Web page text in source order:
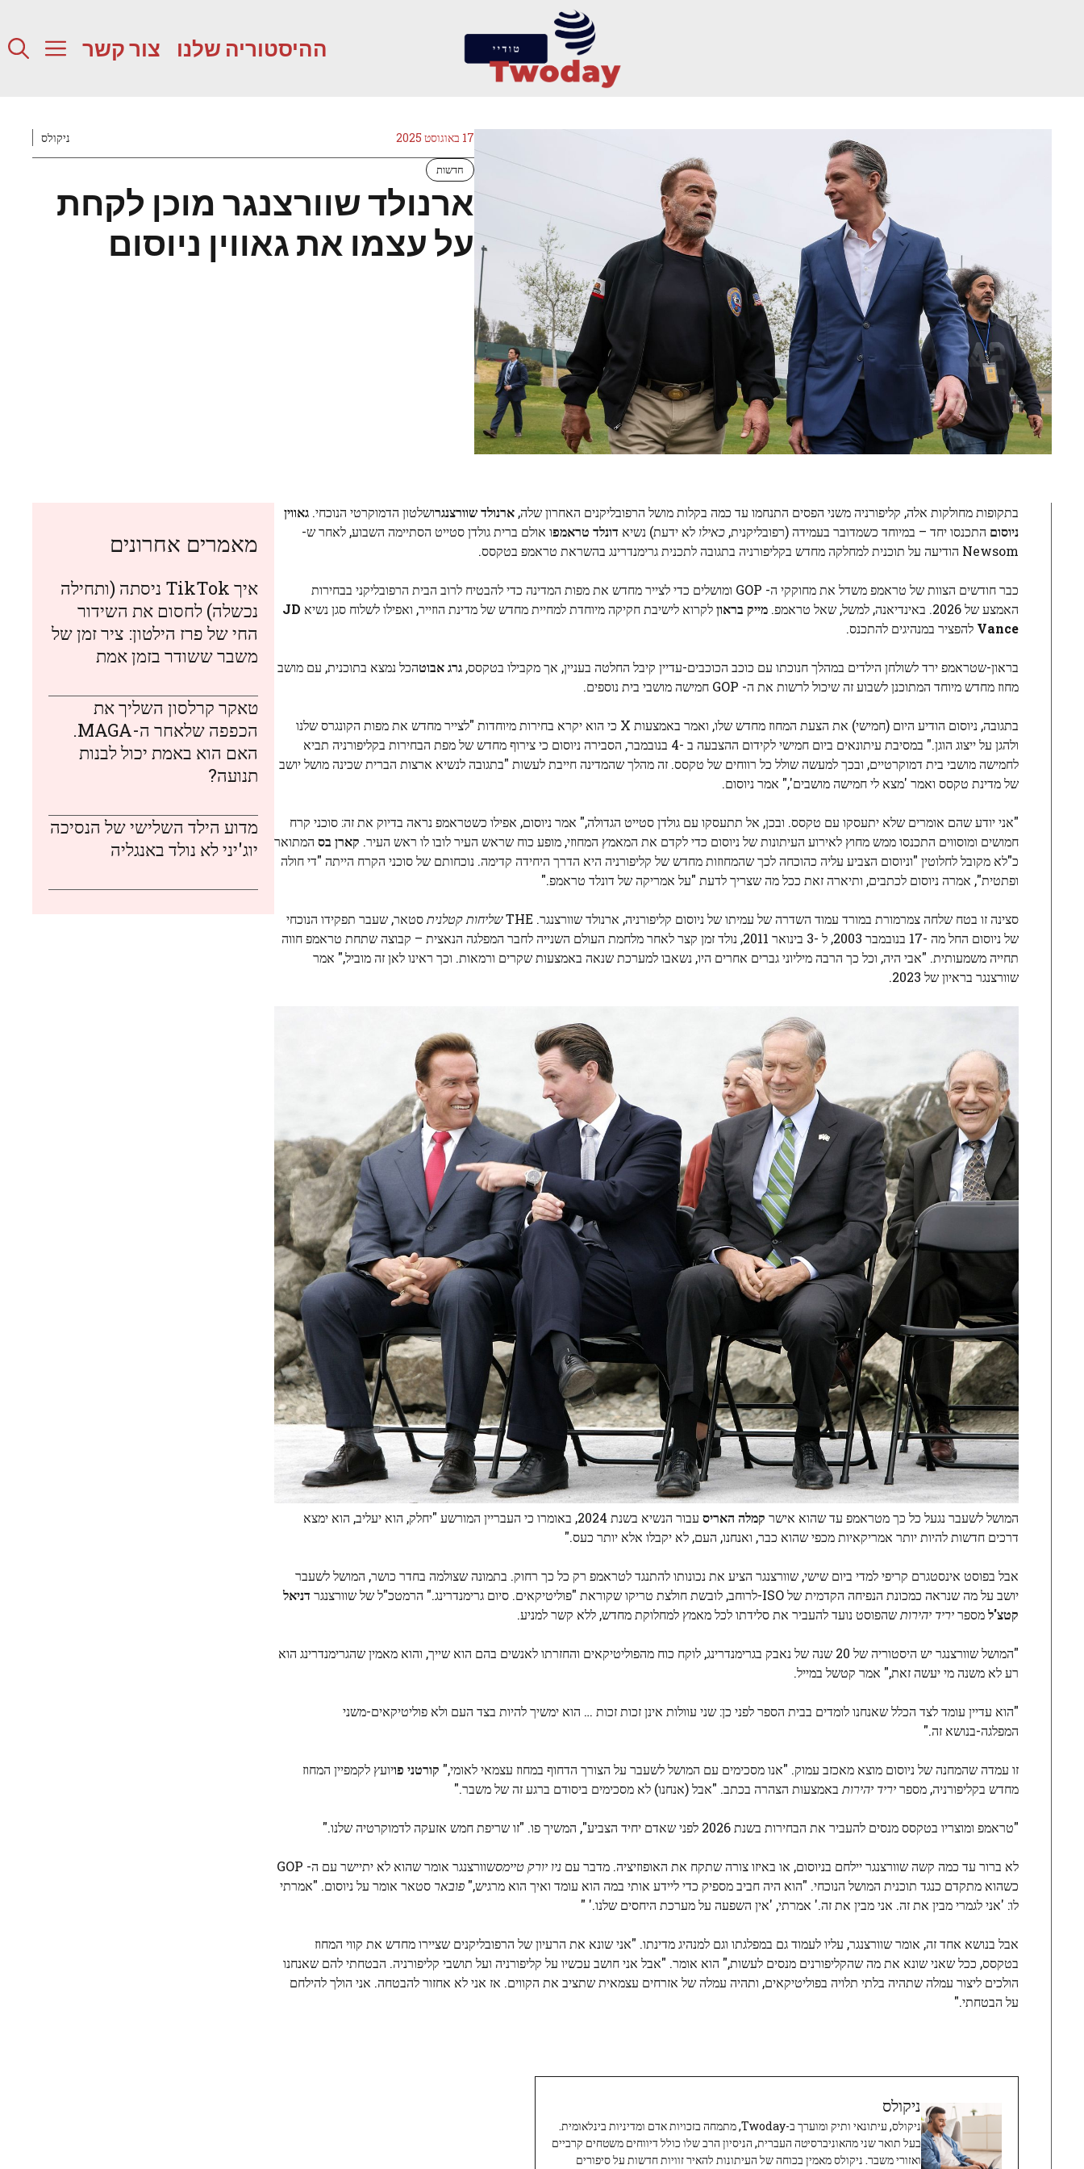
ההיסטוריה שלנו צור קשר
17 באוגוסט 2025 ניקולס
חדשות
ארנולד שוורצנגר מוכן לקחת
על עצמו את גאווין ניוסום
בתקופות מחולקות אלה, קליפורניה משני הפסים התנחמו עד כמה בקלות מושל הרפובליקנים האחרון שלה, ארנולד שוורצנגרושלטון הדמוקרטי הנוכחי. גאווין
ניוסום התכנסו יחד – במיוחד כשמדובר בעמידה (רפובליקנית, כאילו לא ידעת) נשיא דונלד טראמפו אולם ברית גולדן סטייט הסתיימה השבוע, לאחר ש-
Newsom הודיעה על תוכנית למחלקה מחדש בקליפורניה בתגובה לתכנית גרימנדרינג בהשראת טראמפ בטקסס.
כבר חודשים הצוות של טראמפ משדל את מחוקקי ה- GOP ומושלים כדי לצייר מחדש את מפות המדינה כדי להבטיח לרוב הבית הרפובליקני בבחירות
האמצע של 2026. באינדיאנה, למשל, שאל טראמפ.
מייק בראוןלקרוא לישיבת חקיקה מיוחדת למחיית מחדש של מדינת הוזייר, ואפילו לשלוח סגן נשיא JD
Vance להפציר במנהיגים להתכנס.
בראון-שטראמפ ירד לשולחן הילדים במהלך חנוכתו עם כוכב הכוכבים-עדיין קיבל החלטה בעניין, אך מקבילו בטקסס, גרג אבוטהכל נמצא בתוכנית, עם מושב
מחוז מחדש מיוחד המתוכנן לשבוע זה שיכול לרשות את ה- GOP חמישה מושבי בית נוספים.
בתגובה, ניוסום הודיע היום (חמישי) את הצעת המחוז מחדש שלו, ואמר באמצעות X כי הוא יקרא בחירות מיוחדות "לצייר מחדש את מפות הקונגרס שלנו
ולהגן על ייצוג הוגן." במסיבת עיתונאים ביום חמישי לקידום ההצבעה ב -4 בנובמבר, הסבירה ניוסום כי צירוף מחדש של מפת הבחירות בקליפורניה תביא
לחמישה מושבי בית דמוקרטיים, ובכך למעשה שולל כל רווחים של טקסס. זה מהלך שהמדינה חייבת לעשות "בתגובה לנשיא ארצות הברית שכינה מושל יושב
של מדינת טקסס ואמר 'מצא לי חמישה מושבים'," אמר ניוסום.
"אני יודע שהם אומרים שלא יתעסקו עם טקסס. ובכן, אל תתעסקו עם גולדן סטייט הגדולה," אמר ניוסום, אפילו כשטראמפ נראה בדיוק את זה: סוכני קרח
חמושים ומוסווים התכנסו ממש מחוץ לאירוע העיתונות של ניוסום כדי לקדם את המאמץ המחוזי, מופע כוח שראש העיר לובו לו ראש העיר. קארן בס המתואר
כ"לא מקובל לחלוטין "וניוסום הצביע עליה כהוכחה לכך שהמחוזות מחדש של קליפורניה היא הדרך היחידה קדימה. נוכחותם של סוכני הקרח הייתה "די חולה
ופתטית", אמרה ניוסום לכתבים, ותיארה זאת ככל מה שצריך לדעת "על אמריקה של דונלד טראמפ."
סצינה זו בטח שלחה צמרמורת במורד עמוד השדרה של עמיתו של ניוסום קליפורניה, ארנולד שוורצנגר. THE שליחות קטלניתסטאר, שעבר תפקידו הנוכחי
של ניוסום החל מה -17 בנובמבר 2003, ל -3 בינואר 2011, נולד זמן קצר לאחר מלחמת העולם השנייה לחבר המפלגה הנאצית – קבוצה שתחת טראמפ חווה
תחייה משמעותית. "אבי היה, וכל כך הרבה מיליוני גברים אחרים היו, נשאבו למערכת שנאה באמצעות שקרים ורמאות. וכך ראינו לאן זה מוביל," אמר
שוורצנגר בראיון של 2023.
המושל לשעבר נגעל כל כך מטראמפ עד שהוא אישר קמלה האריס
עבור הנשיא בשנת 2024, באומרו כי העבריין המורשע "יחלק, הוא יעליב, הוא ימצא
דרכים חדשות להיות יותר אמריקאיות מכפי שהוא כבר, ואנחנו, העם, לא יקבלו אלא יותר כעס."
אבל בפוסט אינסטגרם קריפי למדי ביום שישי, שוורצנגר הציע את נכונותו להתנגד לטראמפ רק כל כך רחוק. בתמונה שצולמה בחדר כושר, המושל לשעבר
יושב על מה שנראה כמכונת הנפיחה הקדמית של ISO-לרוחב, לובשת חולצת טריקו שקוראת "פוליטיקאים. סיום גרימנדרינג." הרמטכ"ל של שוורצנגר
דניאל
קטצ'למספריריד יהירותשהפוסט נועד להעביר את סלידתו לכל מאמץ למחלוקת מחדש, ללא קשר למניע.
"המושל שוורצנגר יש היסטוריה של 20 שנה של נאבק בגרימנדרינג, לוקח כוח מהפוליטיקאים והחזרתו לאנשים בהם הוא שייך, והוא מאמין שהגרימנדרינג הוא
רע לא משנה מי יעשה זאת," אמר קטשל במייל.
"הוא עדיין עומד לצד הכלל שאנחנו לומדים בבית הספר לפני כן: שני עוולות אינן זכות זכות … הוא ימשיך להיות בצד העם ולא פוליטיקאים-משני
המפלגה-בנושא זה."
זו עמדה שהמחנה של ניוסום מוצא מאכזב עמוק. "אנו מסכימים עם המושל לשעבר על הצורך הדחוף במחוז עצמאי לאומי," קורטני פויועץ לקמפיין המחוז
מחדש בקליפורניה, מספריריד יהירות באמצעות הצהרה בכתב. "אבל (אנחנו) לא מסכימים ביסודם ברגע זה של משבר."
"טראמפ ומוצריו בטקסס מנסים להעביר את הבחירות בשנת 2026 לפני שאדם יחיד הצביע", המשיך פו. "זו שריפת חמש אזעקה לדמוקרטיה שלנו."
לא ברור עד כמה קשה שוורצנגר יילחם בניוסום, או באיזו צורה שתקח את האופוזיציה. מדבר עם ניו יורק טיימס
שוורצנגר אומר שהוא לא יתיישר עם ה- GOP
כשהוא מתקדם כנגד תוכנית המושל הנוכחי. "הוא היה חביב מספיק כדי ליידע אותי במה הוא עומד ואיך הוא מרגיש," פובאר סטאר אומר על ניוסום. "אמרתי
לו: 'אני לגמרי מבין את זה. אני מבין את זה.' אמרתי, 'אין השפעה על מערכת היחסים שלנו.' "
אבל בנושא אחד זה, אומר שוורצנגר, עליו לעמוד גם במפלגתו וגם למנהיג מדינתו. "אני שונא את הרעיון של הרפובליקנים שציירו מחדש את קווי המחוז
בטקסס, ככל שאני שונא את מה שהקליפורנים מנסים לעשות," הוא אומר. "אבל אני חושב עכשיו על קליפורניה ועל תושבי קליפורניה. הבטחתי להם שאנחנו
הולכים ליצור עמלה שתהיה בלתי תלויה בפוליטיקאים, ותהיה עמלה של אזרחים עצמאית שתציב את הקווים. אז אני לא אחזור להבטחה. אני הולך להילחם
על הבטחתי."
ניקולס
ניקולס, עיתונאי ותיק ומוערך ב-Twoday, מתמחה בזכויות אדם ומדיניות בינלאומית.
בעל תואר שני מהאוניברסיטה העברית, הניסיון הרב שלו כולל דיווחים משטחים קרביים
ואזורי משבר. ניקולס מאמין בכוחה של העיתונות להאיר זוויות חדשות על סיפורים
מאמרים אחרונים
איך TikTok ניסתה (ותחילה
נכשלה) לחסום את השידור
החי של פרז הילטון: ציר זמן של
משבר ששודר בזמן אמת
טאקר קרלסון השליך את
הכפפה שלאחר ה-MAGA.
האם הוא באמת יכול לבנות
תנועה?
מדוע הילד השלישי של הנסיכה
יוג'יני לא נולד באנגליה